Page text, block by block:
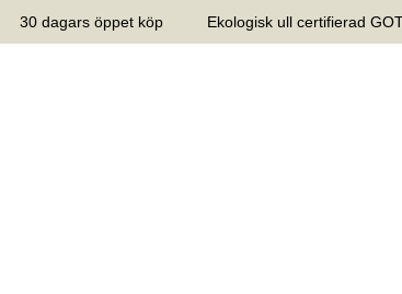
30 dagars öppet köp Ekologisk ull certifierad